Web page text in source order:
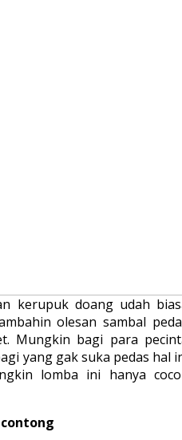
kerupuk doang udah
olesan sambal
Mungkin bagi para
yang gak suka pedas hal
lomba ini hanya